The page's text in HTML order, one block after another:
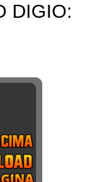
DIGIO: